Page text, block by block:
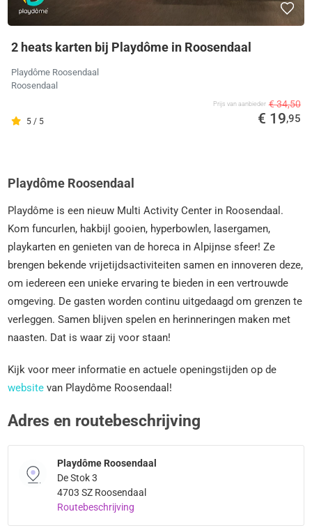
2 heats karten bij Playdôme in Roosendaal
Playdôme Roosendaal
Roosendaal
5 / 5
Prijs van aanbieder € 34,50
€ 19,95
Playdôme Roosendaal
Playdôme is een nieuw Multi Activity Center in Roosendaal.
Kom funcurlen, hakbijl gooien, hyperbowlen, lasergamen,
playkarten en genieten van de horeca in Alpijnse sfeer! Ze
brengen bekende vrijetijdsactiviteiten samen en innoveren deze,
om iedereen een unieke ervaring te bieden in een vertrouwde
omgeving. De gasten worden continu uitgedaagd om grenzen te
verleggen. Samen blijven spelen en herinneringen maken met
naasten. Dat is waar zij voor staan!
Kijk voor meer informatie en actuele openingstijden op de
website van Playdôme Roosendaal!
Adres en routebeschrijving
Playdôme Roosendaal
De Stok 3
4703 SZ Roosendaal
Routebeschrijving